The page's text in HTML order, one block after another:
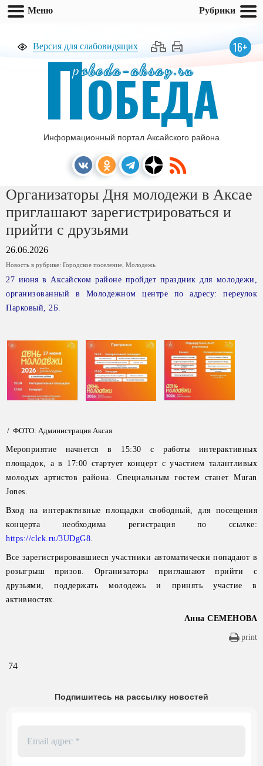
Версия для слабовидящих 16+
pobeda-aksay.ru
ПОБЕДА
Информационный портал Аксайского района
Организаторы Дня молодежи в Аксае
приглашают зарегистрироваться и
прийти с друзьями
26.06.2026
Новость в рубрике: Городское поселение Молодежь
27 июня в Аксайском районе пройдет праздник для молодежи,
организованный в Молодежном центре по адресу: переулок
Парковый, 2Б.
/ ФОТО: Администрация Аксая
Мероприятие начнется в 15:30 с работы интерактивных
площадок, а в 17:00 стартует концерт с участием талантливых
молодых артистов района. Специальным гостем станет Muran
Jones.
Вход на интерактивные площадки свободный, для посещения
концерта необходима регистрация по ссылке:
https://clck.ru/3UDgG8.
Все зарегистрировавшиеся участники автоматически попадают в
розыгрыш призов. Организаторы приглашают прийти с
друзьями, поддержать молодежь и принять участие в
активностях.
Анна СЕМЕНОВА
print
74
Подпишитесь на рассылку новостей
Меню Рубрики